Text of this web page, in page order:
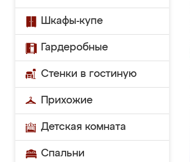
Шкафы-купе
Гардеробные
Стенки в гостиную
Прихожие
Детская комната
Спальни